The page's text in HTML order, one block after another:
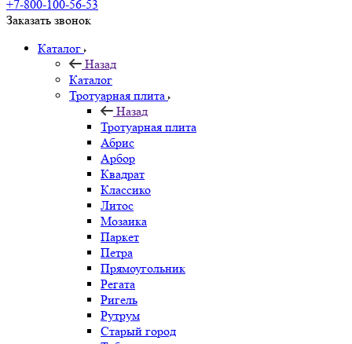
+7-800-100-56-53
Заказать звонок
Каталог
Назад
Каталог
Тротуарная плита
Назад
Тротуарная плита
Абрис
Арбор
Квадрат
Классико
Литос
Мозаика
Паркет
Петра
Прямоугольник
Регата
Ригель
Рутрум
Старый город